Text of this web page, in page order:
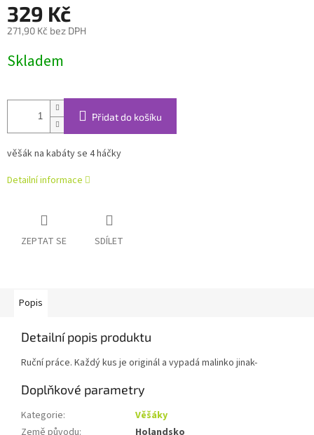
329 Kč
271,90 Kč bez DPH
cena:
Skladem
Přidat do košíku
věšák na kabáty se 4 háčky
Detailní informace
ZEPTAT SE SDÍLET
Popis
Detailní popis produktu
Ruční práce. Každý kus je originál a vypadá malinko jinak-
Doplňkové parametry
Kategorie:
Věšáky